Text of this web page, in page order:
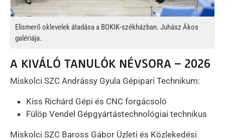
Elismerő oklevelek átadása a BOKIK-székházban. Juhász Ákos
galériája.
A KIVÁLÓ TANULÓK NÉVSORA – 2026
Miskolci SZC Andrássy Gyula Gépipari Technikum:
Kiss Richárd Gépi és CNC forgácsoló
Fülöp Vendel Gépgyártástechnológiai technikus
Miskolci SZC Baross Gábor Üzleti és Közlekedési